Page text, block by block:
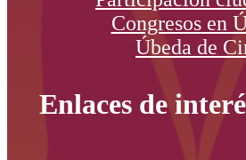
Congresos en
Úbeda de
Enlaces de